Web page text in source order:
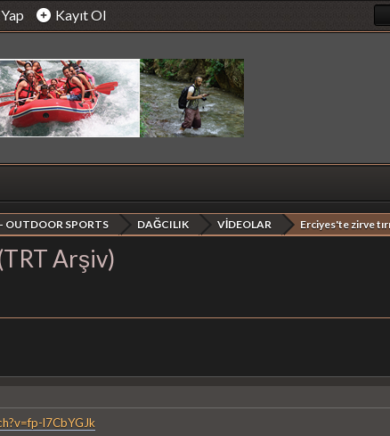
Kayıt Ol
OUTDOOR SPORTS DAĞCILIK VİDEOLAR Erciyes'te zirve
Arşiv)
l7CbYGJk